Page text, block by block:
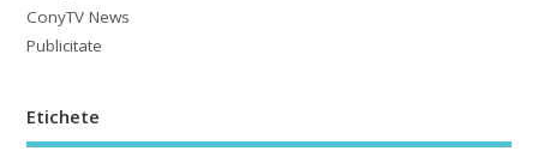
ConyTV News
Publicitate
Etichete